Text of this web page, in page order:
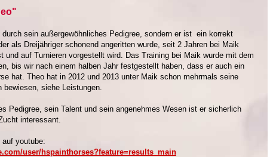
sein außergewöhnliches Pedigree, sondern er ist ein korrekt
als Dreijähriger schonend angeritten wurde, seit 2 Jahren bei Maik
und auf Turnieren vorgestellt wird. Das Training bei Maik wurde mit dem
bis wir nach einem halben Jahr festgestellt haben, dass er auch ein
hat. Theo hat in 2012 und 2013 unter Maik schon mehrmals seine
bewiesen, siehe Leistungen.
Pedigree, sein Talent und sein angenehmes Wesen ist er sicherlich
interessant.
auf youtube:
user/hspainthorses?feature=results_main